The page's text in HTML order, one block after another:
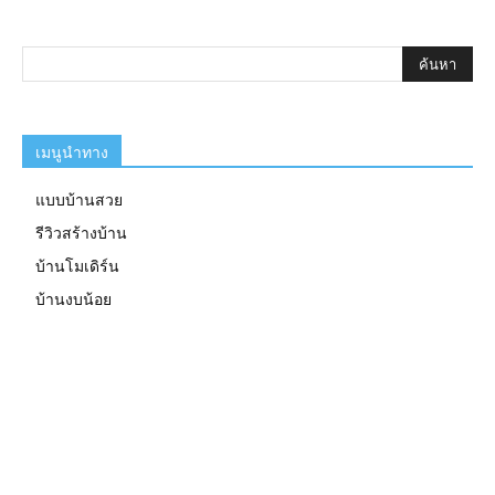
เมนูนำทาง
แบบบ้านสวย
รีวิวสร้างบ้าน
บ้านโมเดิร์น
บ้านงบน้อย